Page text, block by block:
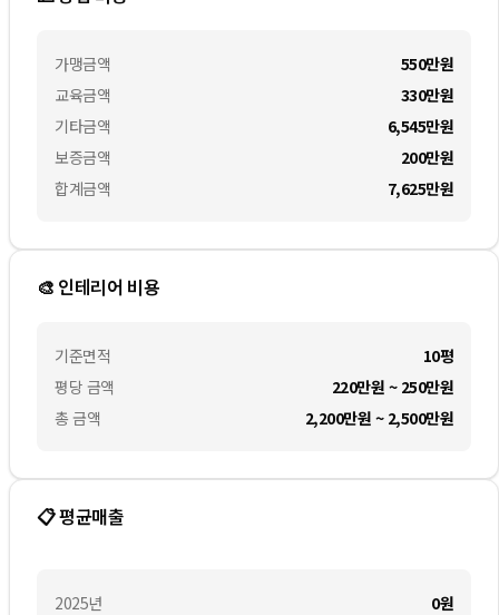
가맹금액
교육금액
기타금액
보증금액
합계금액
550만원
330만원
6,545만원
200만원
7,625만원
🎨 인테리어 비용
기준면적
평당 금액
총 금액
10평
220만원 ~ 250만원
2,200만원 ~ 2,500만원
📋 평균매출
2025년 0원